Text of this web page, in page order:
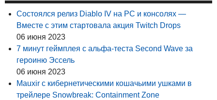
Состоялся релиз Diablo IV на PC и консолях —
Вместе с этим стартовала акция Twitch Drops
06 июня 2023
7 минут геймплея с альфа-теста Second Wave за
героиню Эссель
06 июня 2023
Mauxir с кибернетическими кошачьими ушками в
трейлере Snowbreak: Containment Zone